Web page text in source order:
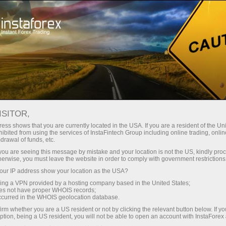
торговый счёт Торговые платформы
Инвесторам Партнерам
игре
демосчет
будет?
shows that you are currently located in the USA. If you are a resident of the
from using the services of InstaFintech Group including online trading,
of funds, etc.
are seeing this message by mistake and your location is not the US, kindly
you must leave the website in order to comply with government
IP address show your location as the USA?
a VPN provided by a hosting company based in the United States;
not have proper WHOIS records;
in the WHOIS geolocation database.
whether you are a US resident or not by clicking the relevant button below. If
being a US resident, you will not be able to open an account with InstaForex